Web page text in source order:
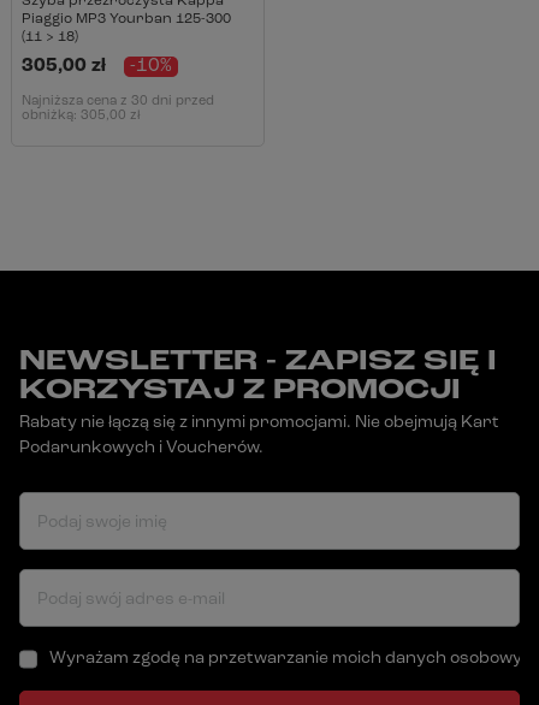
Piaggio MP3 Yourban 125-300
(11 > 18)
305,00 zł -10%
Najniższa cena z 30 dni przed
obniżką: 305,00 zł
NEWSLETTER - ZAPISZ SIĘ I
KORZYSTAJ Z PROMOCJI
Rabaty nie łączą się z innymi promocjami. Nie obejmują Kart
Podarunkowych i Voucherów.
Podaj swoje imię
Podaj swój adres e-mail
Wyrażam zgodę na przetwarzanie moich danych